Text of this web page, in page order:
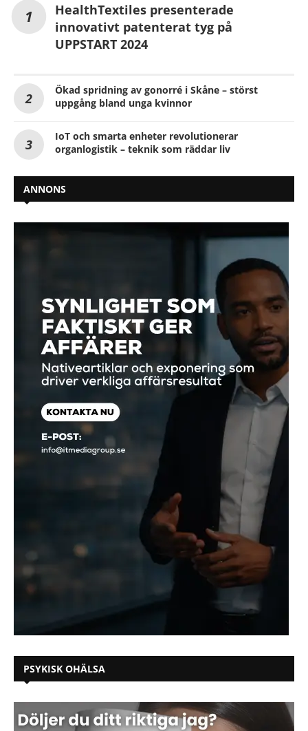
HealthTextiles presenterade
innovativt patenterat tyg på
UPPSTART 2024
Ökad spridning av gonorré i Skåne – störst
uppgång bland unga kvinnor
IoT och smarta enheter revolutionerar
organlogistik – teknik som räddar liv
ANNONS
PSYKISK OHÄLSA